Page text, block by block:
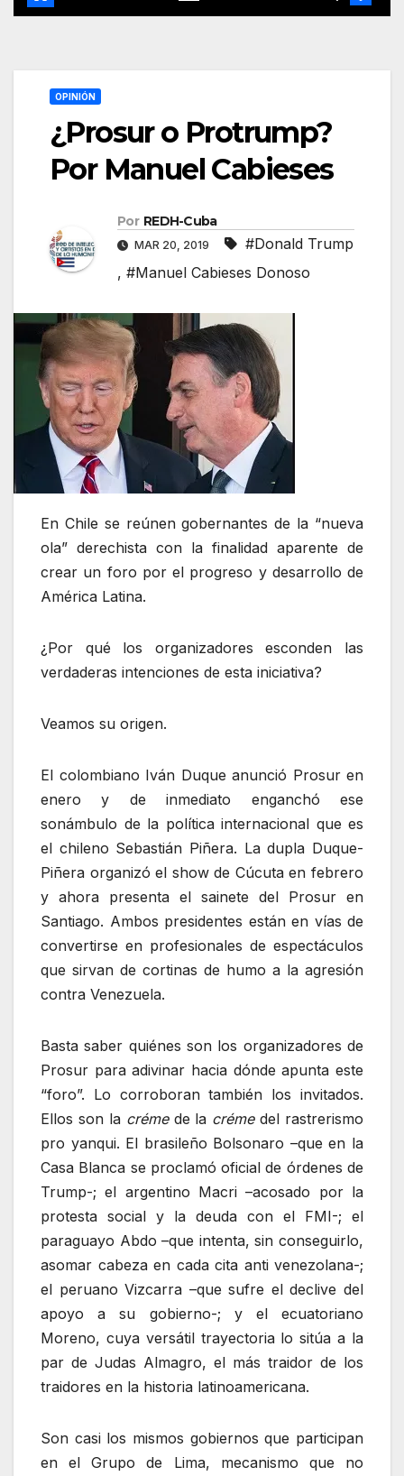
OPINIÓN
¿Prosur o Protrump?
Por Manuel Cabieses
Por REDH-Cuba
MAR 20, 2019
#Donald Trump
, #Manuel Cabieses Donoso
En Chile se reúnen gobernantes de la “nueva
ola” derechista con la finalidad aparente de
crear un foro por el progreso y desarrollo de
América Latina.
¿Por qué los organizadores esconden las
verdaderas intenciones de esta iniciativa?
Veamos su origen.
El colombiano Iván Duque anunció Prosur en
enero y de inmediato enganchó ese
sonámbulo de la política internacional que es
el chileno Sebastián Piñera. La dupla Duque-
Piñera organizó el show de Cúcuta en febrero
y ahora presenta el sainete del Prosur en
Santiago. Ambos presidentes están en vías de
convertirse en profesionales de espectáculos
que sirvan de cortinas de humo a la agresión
contra Venezuela.
Basta saber quiénes son los organizadores de
Prosur para adivinar hacia dónde apunta este
“foro”. Lo corroboran también los invitados.
Ellos son la crémede la crémedel rastrerismo
pro yanqui. El brasileño Bolsonaro –que en la
Casa Blanca se proclamó oficial de órdenes de
Trump-; el argentino Macri –acosado por la
protesta social y la deuda con el FMI-; el
paraguayo Abdo –que intenta, sin conseguirlo,
asomar cabeza en cada cita anti venezolana-;
el peruano Vizcarra –que sufre el declive del
apoyo a su gobierno-; y el ecuatoriano
Moreno, cuya versátil trayectoria lo sitúa a la
par de Judas Almagro, el más traidor de los
traidores en la historia latinoamericana.
Son casi los mismos gobiernos que participan
en el Grupo de Lima, mecanismo que no